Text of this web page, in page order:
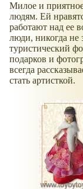
Милое и
людям. Ей
работают над ее
люди, никогда
туристический
подарков и
всегда
стать артисткой.